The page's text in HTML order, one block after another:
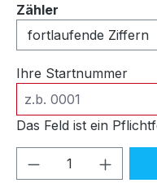
Zähler
Ihre Startnummer
Das Feld ist ein
Produkt